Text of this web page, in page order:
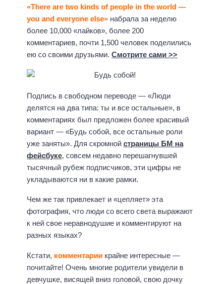
«There are two kinds of people in the world —
you and everyone else» набрала за неделю
более 10,000 «лайков», более 200
комментариев, почти 1,500 человек поделились
ею со своими друзьями. Смотрите сами >>
Подпись в свободном переводе — «Люди
делятся на два типа: ты и все остальные», в
комментариях был предложен более красивый
вариант — «Будь собой, все остальные роли
уже заняты». Для скромной страницы БМ на
фейсбуке, совсем недавно перешагнувшей
тысячный рубеж подписчиков, эти цифры не
укладываются ни в какие рамки.
Чем же так привлекает и «цепляет» эта
фотография, что люди со всего света выражают
к ней свое неравнодушие и комментируют на
разных языках?
Кстати, комментарии крайне интересные —
почитайте! Очень многие родители увидели в
девчушке, висящей вниз головой, свою дочку